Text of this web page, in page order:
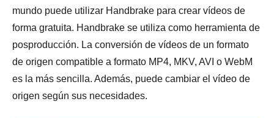
mundo puede utilizar Handbrake para crear vídeos de
forma gratuita. Handbrake se utiliza como herramienta de
posproducción. La conversión de vídeos de un formato
de origen compatible a formato MP4, MKV, AVI o WebM
es la más sencilla. Además, puede cambiar el vídeo de
origen según sus necesidades.